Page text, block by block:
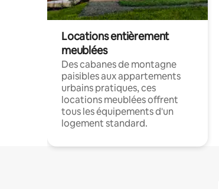
Locations entièrement
meublées
Des cabanes de montagne
paisibles aux appartements
urbains pratiques, ces
locations meublées offrent
tous les équipements d'un
logement standard.